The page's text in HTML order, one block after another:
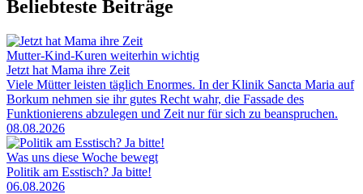
Beliebteste Beiträge
Mutter-Kind-Kuren weiterhin wichtig
Jetzt hat Mama ihre Zeit
Viele Mütter leisten täglich Enormes. In der Klinik Sancta Maria auf
Borkum nehmen sie ihr gutes Recht wahr, die Fassade des
Funktionierens abzulegen und Zeit nur für sich zu beanspruchen.
08.08.2026
Was uns diese Woche bewegt
Politik am Esstisch? Ja bitte!
06.08.2026